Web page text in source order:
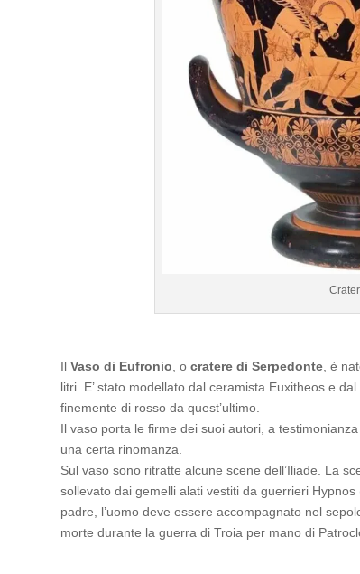
IlVaso di Eufronio, ocratere di Serpedonte, è
litri. E’ stato modellato dal ceramista Euxitheos e
finemente di rosso da quest’ultimo.
Il vaso porta le firme dei suoi autori, a
una certa rinomanza.
Sul vaso sono ritratte alcune scene dell’Iliade. La
sollevato dai gemelli alati vestiti da guerrieri
padre, l’uomo deve essere accompagnato nel
morte durante la guerra di Troia per mano di